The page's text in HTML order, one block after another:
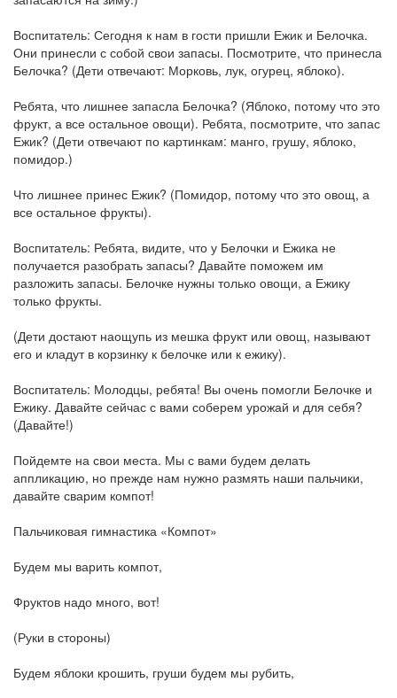
Воспитатель: Сегодня к нам в гости пришли Ежик и Белочка.
Они принесли с собой свои запасы. Посмотрите, что принесла
Белочка? (Дети отвечают: Морковь, лук, огурец, яблоко).
Ребята, что лишнее запасла Белочка? (Яблоко, потому что это
фрукт, а все остальное овощи). Ребята, посмотрите, что запас
Ежик? (Дети отвечают по картинкам: манго, грушу, яблоко,
помидор.)
Что лишнее принес Ежик? (Помидор, потому что это овощ, а
все остальное фрукты).
Воспитатель: Ребята, видите, что у Белочки и Ежика не
получается разобрать запасы? Давайте поможем им
разложить запасы. Белочке нужны только овощи, а Ежику
только фрукты.
(Дети достают наощупь из мешка фрукт или овощ, называют
его и кладут в корзинку к белочке или к ежику).
Воспитатель: Молодцы, ребята! Вы очень помогли Белочке и
Ежику. Давайте сейчас с вами соберем урожай и для себя?
(Давайте!)
Пойдемте на свои места. Мы с вами будем делать
аппликацию, но прежде нам нужно размять наши пальчики,
давайте сварим компот!
Пальчиковая гимнастика «Компот»
Будем мы варить компот,
Фруктов надо много, вот!
(Руки в стороны)
Будем яблоки крошить, груши будем мы рубить,